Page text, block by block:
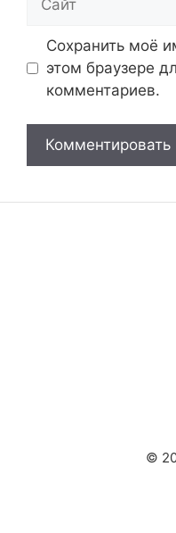
Сохранить моё
этом браузере
комментариев.
©